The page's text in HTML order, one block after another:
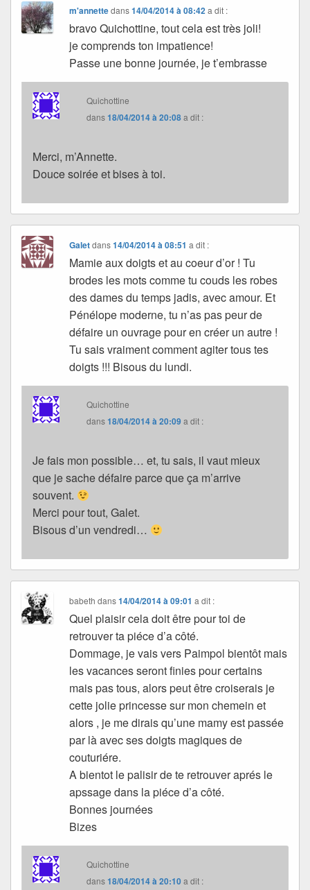
m'annettedans14/04/2014 à 08:42 a dit :
bravo Quichottine, tout cela est très joli!
je comprends ton impatience!
Passe une bonne journée, je t’embrasse
Quichottine
dans18/04/2014 à 20:08a dit :
Merci, m’Annette.
Douce soirée et bises à toi.
Galetdans14/04/2014 à 08:51 a dit :
Mamie aux doigts et au coeur d’or ! Tu
brodes les mots comme tu couds les robes
des dames du temps jadis, avec amour. Et
Pénélope moderne, tu n’as pas peur de
défaire un ouvrage pour en créer un autre !
Tu sais vraiment comment agiter tous tes
doigts !!! Bisous du lundi.
Quichottine
dans18/04/2014 à 20:09a dit :
Je fais mon possible… et, tu sais, il vaut mieux
que je sache défaire parce que ça m’arrive
souvent.
Merci pour tout, Galet.
Bisous d’un vendredi…
babeth dans14/04/2014 à 09:01 a dit :
Quel plaisir cela doit être pour toi de
retrouver ta piéce d’a côté.
Dommage, je vais vers Paimpol bientôt mais
les vacances seront finies pour certains
mais pas tous, alors peut être croiserais je
cette jolie princesse sur mon chemein et
alors , je me dirais qu’une mamy est passée
par là avec ses doigts magiques de
couturiére.
A bientot le palisir de te retrouver aprés le
apssage dans la piéce d’a côté.
Bonnes journées
Bizes
Quichottine
dans18/04/2014 à 20:10a dit :